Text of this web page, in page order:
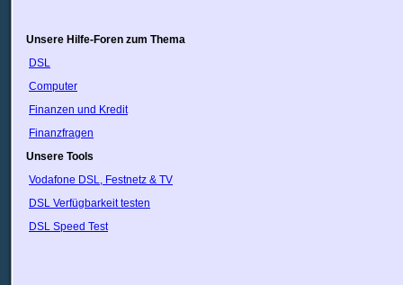
Tschechische Republik
Ukraine
Ungarn
USA
Usbekistan
Venezuela
VietNam
Weißrussland
Zypern
Ägypten
Unsere Hilfe-Foren zum Thema
DSL
Computer
Finanzen und Kredit
Finanzfragen
Unsere Tools
Vodafone DSL, Festnetz & TV
DSL Verfügbarkeit testen
DSL Speed Test